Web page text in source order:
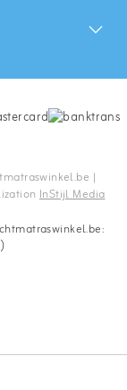
|
InStijl Media